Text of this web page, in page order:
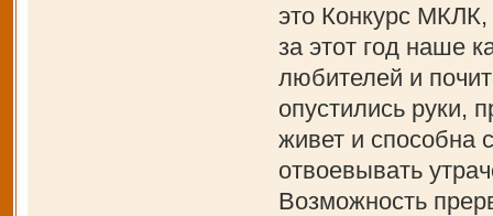
это Конкурс
за этот год наше
любителей и
опустились руки,
живет и способна
отвоевывать
Возможность